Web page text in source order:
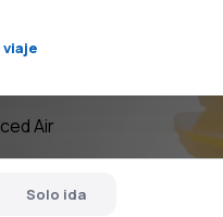
Air
Solo ida